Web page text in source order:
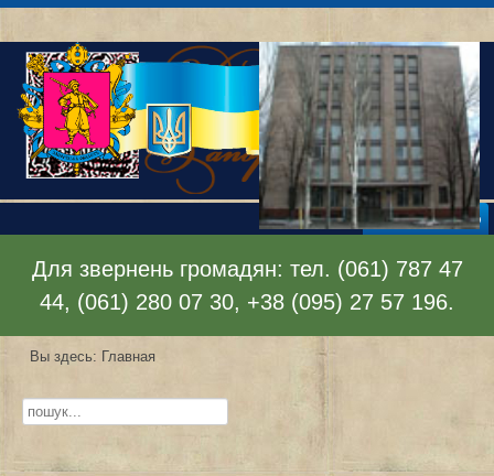
Раскрыть меню
Для звернень громадян: тел. (061) 787 47
44, (061) 280 07 30, +38 (095) 27 57 196.
Вы здесь: Главная
Искать...